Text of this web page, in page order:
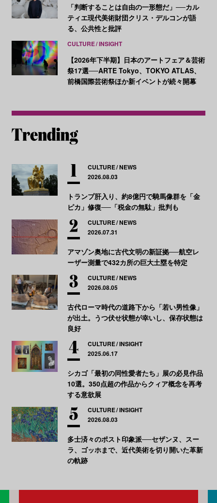
「判断することは自由の一形態だ」──カル
ティエ現代美術財団クリス・デルコンが語
る、公共性と批評
CULTURE INSIGHT
【2026年下半期】日本のアートフェア＆芸術
祭17選──ARTE Tokyo、TOKYO ATLAS、
前橋国際芸術祭ほか新イベントが続々開幕
CULTURE NEWS
2026.08.03
トランプ肝入り、約8億円で騎馬像群を「金
ピカ」修復──「税金の無駄」批判も
CULTURE NEWS
2026.07.31
アマゾン奥地に古代文明の新証拠──航空レ
ーザー測量で432カ所の巨大土塁を特定
CULTURE NEWS
2026.08.05
古代ローマ時代の道路下から「若い男性像」
が出土。うつ伏せ状態が幸いし、保存状態は
良好
CULTURE INSIGHT
2025.06.17
シカゴ「最初の同性愛者たち」展の必見作品
10選。350点超の作品からクィア概念を再考
する意欲展
CULTURE INSIGHT
2026.08.03
多士済々のポスト印象派──セザンヌ、スー
ラ、ゴッホまで、近代美術を切り開いた革新
の軌跡